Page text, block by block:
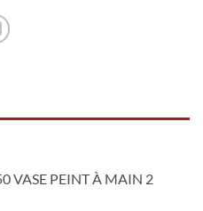
VASE PEINT À MAIN 2